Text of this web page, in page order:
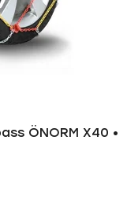
ÖNORM X40 •